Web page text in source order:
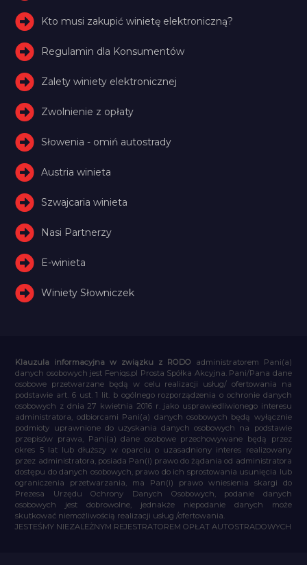
Kto musi zakupić winietę elektroniczną?
Regulamin dla Konsumentów
Zalety winiety elektronicznej
Zwolnienie z opłaty
Słowenia - omiń autostrady
Austria winieta
Szwajcaria winieta
Nasi Partnerzy
E-winieta
Winiety Słowniczek
Klauzula informacyjna w związku z RODO administratorem Pani(a)
danych osobowych jest Feniqs.pl Prosta Spółka Akcyjna. Pani/Pana dane
osobowe przetwarzane będą w celu realizacji usług/ ofertowania na
podstawie art. 6 ust. 1 lit. b ogólnego rozporządzenia o ochronie danych
osobowych z dnia 27 kwietnia 2016 r. jako usprawiedliwionego interesu
administratora, odbiorcami Pani(a) danych osobowych będą wyłącznie
podmioty uprawnione do uzyskania danych osobowych na podstawie
przepisów prawa, Pani(a) dane osobowe przechowywane będą przez
okres 5 lat lub dłuższy w oparciu o uzasadniony interes realizowany
przez administratora, posiada Pan(i) prawo do żądania od administratora
dostępu do danych osobowych, prawo do ich sprostowania usunięcia lub
ograniczenia przetwarzania, ma Pan(i) prawo wniesienia skargi do
Prezesa Urzędu Ochrony Danych Osobowych, podanie danych
osobowych jest dobrowolne, jednakże niepodanie danych może
skutkować niemożliwością realizacji usług /ofertowania.
JESTEŚMY NIEZALEŻNYM REJESTRATOREM OPŁAT AUTOSTRADOWYCH